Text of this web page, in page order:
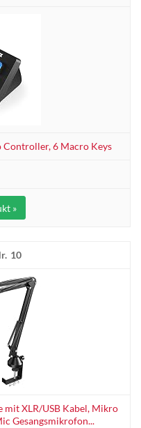
Controller, 6 Macro Keys
»
10
mit XLR/USB Kabel, Mikro
Gesangsmikrofon...